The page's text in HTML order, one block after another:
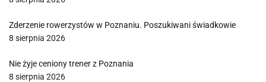
Zderzenie rowerzystów w Poznaniu. Poszukiwani świadkowie
8 sierpnia 2026
Nie żyje ceniony trener z Poznania
8 sierpnia 2026